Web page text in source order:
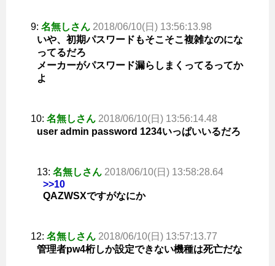
9: 名無しさん 2018/06/10(日) 13:56:13.98
いや、初期パスワードもそこそこ複雑なのにな
ってるだろ
メーカーがパスワード漏らしまくってるってか
よ
10: 名無しさん 2018/06/10(日) 13:56:14.48
user admin password 1234いっぱいいるだろ
13: 名無しさん 2018/06/10(日) 13:58:28.64
>>10
QAZWSXですがなにか
12: 名無しさん 2018/06/10(日) 13:57:13.77
管理者pw4桁しか設定できない機種は死亡だな